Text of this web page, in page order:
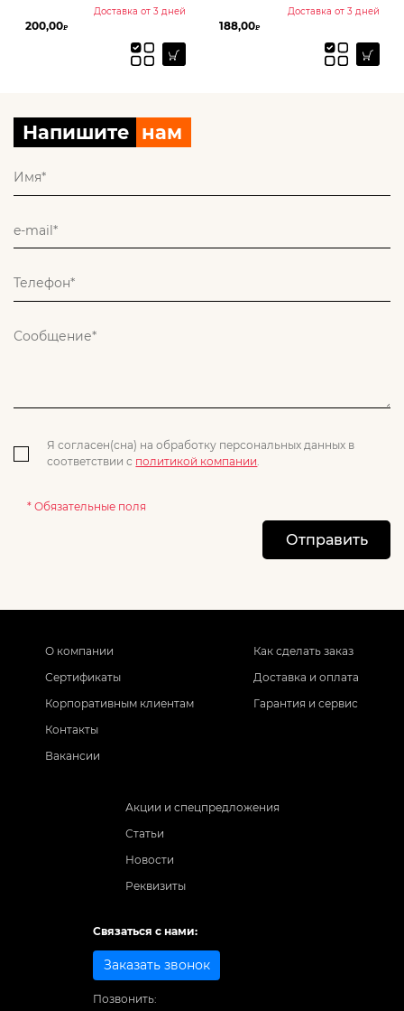
Доставка от 3 дней
200,00₽
Доставка от 3 дней
188,00₽
Напишите нам
Я согласен(сна) на обработку персональных данных в
соответствии с политикой компании.
* Обязательные поля
Отправить
О компании
Сертификаты
Корпоративным клиентам
Контакты
Вакансии
Как сделать заказ
Доставка и оплата
Гарантия и сервис
Акции и спецпредложения
Статьи
Новости
Реквизиты
Связаться с нами:
Заказать звонок
Позвонить: